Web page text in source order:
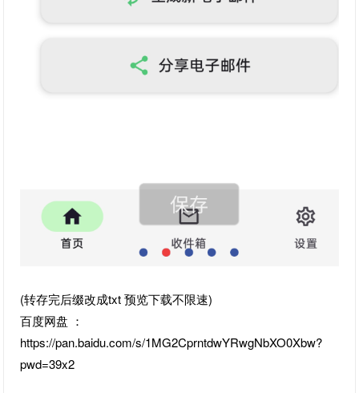
(转存完后缀改成txt 预览下载不限速)
百度网盘 ：
https://pan.baidu.com/s/1MG2CprntdwYRwgNbXO0Xbw?
pwd=39x2